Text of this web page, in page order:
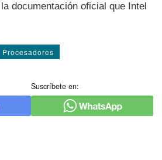
documentación oficial que Intel
Procesadores
Suscríbete en: